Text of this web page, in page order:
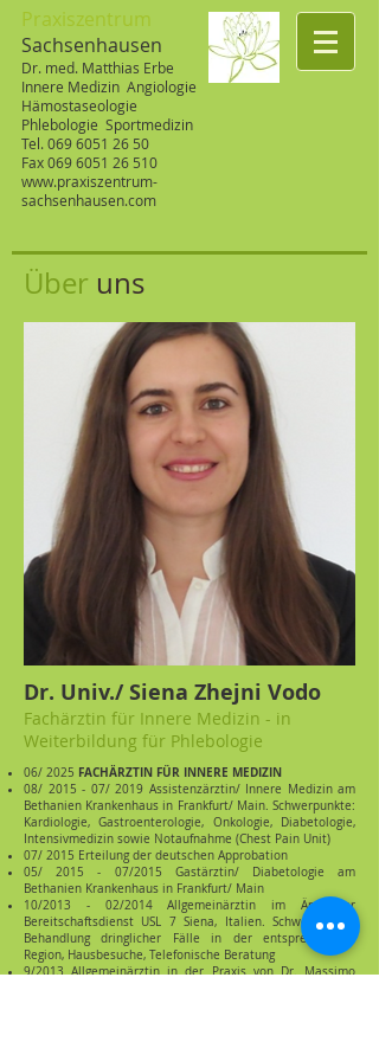
Praxiszentrum
Sachsenhausen
Dr. med. Matthias Erbe
Innere Medizin Angiologie
Hämostaseologie
Phlebologie Sportmedizin
Tel. 069 6051 26 50
Fax069 6051 26 510
www.praxiszentrum-
sachsenhausen.com
Über uns
Dr. Univ./ Siena Zhejni Vodo
Fachärztin für Innere Medizin - in
Weiterbildung für Phlebologie
06/ 2025 FACHÄRZTIN FÜR INNERE MEDIZIN
08/ 2015 - 07/ 2019 Assistenzärztin/ Innere Medizin am
Bethanien Krankenhaus in Frankfurt/ Main. Schwerpunkte:
Kardiologie, Gastroenterologie, Onkologie, Diabetologie,
Intensivmedizin sowie Notaufnahme (Chest Pain Unit)
07/ 2015 Erteilung der deutschen Approbation
05/ 2015 - 07/2015 Gastärztin/ Diabetologie am
Bethanien Krankenhaus in Frankfurt/ Main
10/2013 - 02/2014 Allgemeinärztin im Ärztlicher
Bereitschaftsdienst USL 7 Siena, Italien. Schwerpunkte:
Behandlung dringlicher Fälle in der entsprechenden
Region, Hausbesuche, Telefonische Beratung
9/2013 Allgemeinärztin in der Praxis von Dr. Massimo